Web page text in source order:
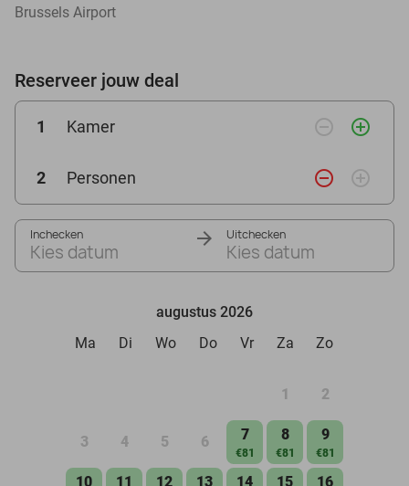
Brussels Airport
Reserveer jouw deal
1 Kamer remove_circle_outline add_circle_outline
2 Personen remove_circle_outline add_circle_outline
Inchecken
Kies datum
Uitchecken
Kies datum
augustus 2026
Ma
Di Wo Do Vr Za Zo
1 2
3 4 5 6 7
€81
8
€81
9
€81
10 11 12 13 14 15 16